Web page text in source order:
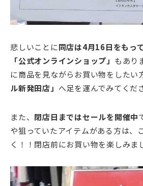
悲しいことに同店は4月16日をもっ
「公式オンラインショップ」 もあり
に商品を見ながらお買い物をしたい
ル新発田店」 へ足を運んでみてくだ
また、 閉店日まではセールを開催中
や狙っていたアイテムがある方は、
く！！閉店前にお買い物を楽しみま